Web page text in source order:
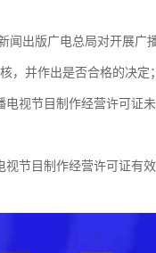
闻出版广电总局对开展广
，并作出是否合格的决定；
视节目制作经营许可证
节目制作经营许可证有